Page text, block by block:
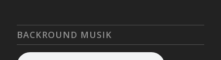
BACKROUND MUSIK